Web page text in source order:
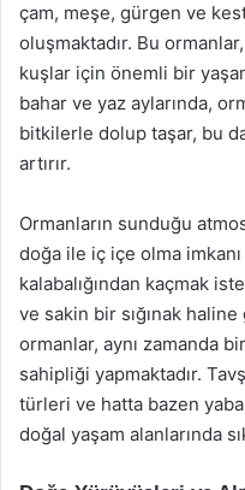
çam, meşe, gürgen ve
oluşmaktadır. Bu
kuşlar için önemli bir
bahar ve yaz aylarında,
bitkilerle dolup taşar, bu
artırır.
Ormanların sunduğu
doğa ile iç içe olma
kalabalığından kaçmak
ve sakin bir sığınak haline
ormanlar, aynı zamanda
sahipliği yapmaktadır.
türleri ve hatta bazen
doğal yaşam alanlarında